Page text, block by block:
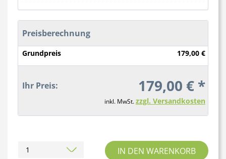
Preisberechnung
Grundpreis 179,00 €
Ihr Preis: 179,00 € *
inkl. MwSt.zzgl. Versandkosten
IN DEN WARENKORB